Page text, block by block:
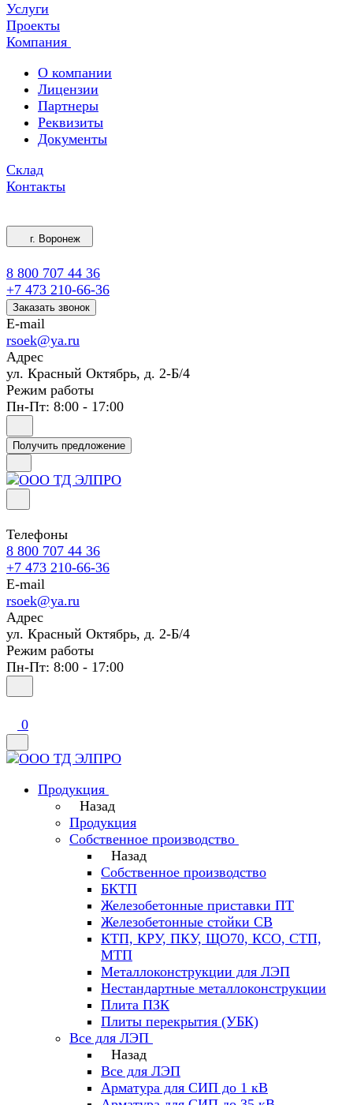
Услуги
Проекты
Компания
О компании
Лицензии
Партнеры
Реквизиты
Документы
Склад
Контакты
г. Воронеж
8 800 707 44 36
+7 473 210-66-36
Заказать звонок
E-mail
rsoek@ya.ru
Адрес
ул. Красный Октябрь, д. 2-Б/4
Режим работы
Пн-Пт: 8:00 - 17:00
Получить предложение
Телефоны
8 800 707 44 36
+7 473 210-66-36
E-mail
rsoek@ya.ru
Адрес
ул. Красный Октябрь, д. 2-Б/4
Режим работы
Пн-Пт: 8:00 - 17:00
0
Продукция
Назад
Продукция
Собственное производство
Назад
Собственное производство
БКТП
Железобетонные приставки ПТ
Железобетонные стойки СВ
КТП, КРУ, ПКУ, ЩО70, КСО, СТП,
МТП
Металлоконструкции для ЛЭП
Нестандартные металлоконструкции
Плита ПЗК
Плиты перекрытия (УБК)
Все для ЛЭП
Назад
Все для ЛЭП
Арматура для СИП до 1 кВ